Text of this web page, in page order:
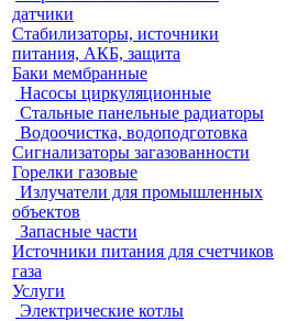
датчики
Стабилизаторы, источники
питания, АКБ, защита
Баки мембранные
Насосы циркуляционные
Стальные панельные радиаторы
Водоочистка, водоподготовка
Сигнализаторы загазованности
Горелки газовые
Излучатели для промышленных
объектов
Запасные части
Источники питания для счетчиков
газа
Услуги
Электрические котлы